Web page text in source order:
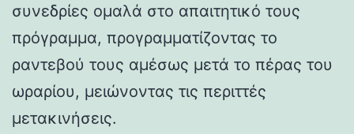
συνεδρίες ομαλά στο απαιτητικό τους
πρόγραμμα, προγραμματίζοντας το
ραντεβού τους αμέσως μετά το πέρας του
ωραρίου, μειώνοντας τις περιττές
μετακινήσεις.